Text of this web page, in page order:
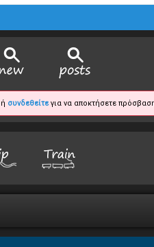
συνδεθείτεγια να αποκτήσετε